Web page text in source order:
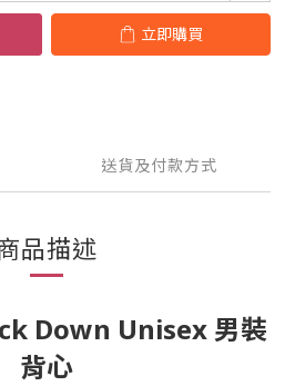
立即購買
送貨及付款方式
品描述
Down Unisex 男裝
背心